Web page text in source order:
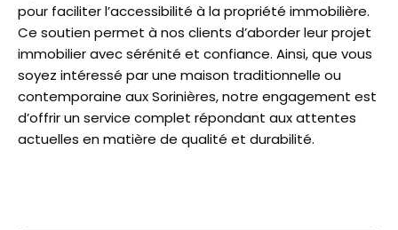
pour faciliter l’accessibilité à la propriété immobilière.
Ce soutien permet à nos clients d’aborder leur projet
immobilier avec sérénité et confiance. Ainsi, que vous
soyez intéressé par une maison traditionnelle ou
contemporaine aux Sorinières, notre engagement est
d’offrir un service complet répondant aux attentes
actuelles en matière de qualité et durabilité.